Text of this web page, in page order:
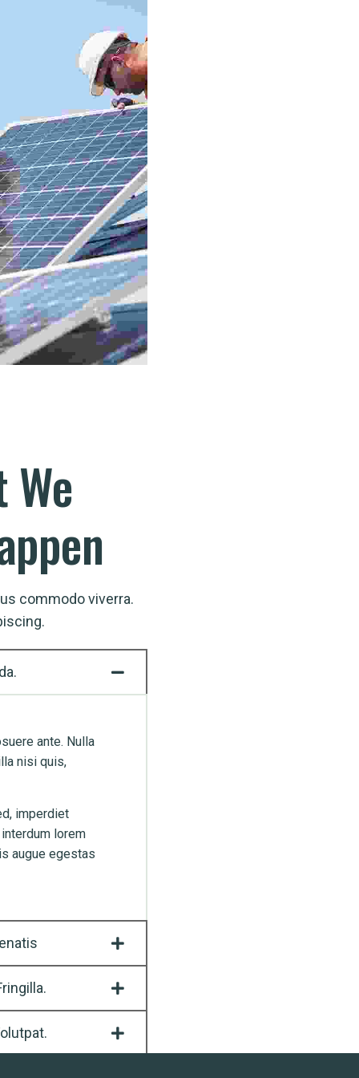
We
commodo viverra.
ante. Nulla
nisi quis,
imperdiet
lorem
augue egestas